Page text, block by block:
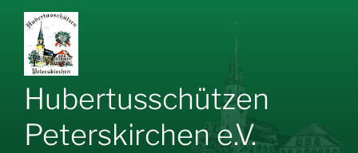
Zum
Inhalt
springen
Hubertusschützen
Peterskirchen e.V.